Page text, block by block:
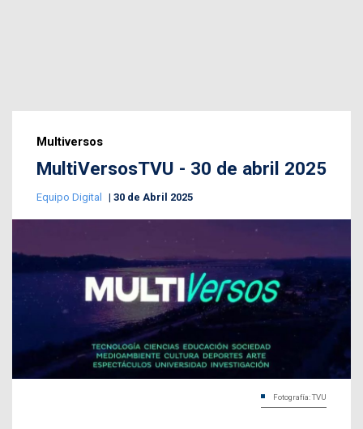
Multiversos
MultiVersosTVU - 30 de abril 2025
Equipo Digital 30 de Abril 2025
Fotografía: TVU